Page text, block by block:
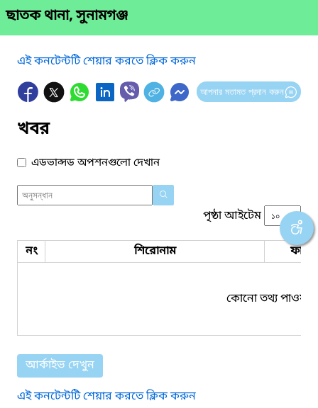
ছাতক থানা, সুনামগঞ্জ
এই কনটেন্টটি শেয়ার করতে ক্লিক করুন
আপনার মতামত প্রদান করুন
খবর
এডভান্সড অপশনগুলো দেখান
পৃষ্ঠা আইটেম
নং শিরোনাম ফাইল
কোনো তথ্য পাওয়া
আর্কাইভ দেখুন
এই কনটেন্টটি শেয়ার করতে ক্লিক করুন